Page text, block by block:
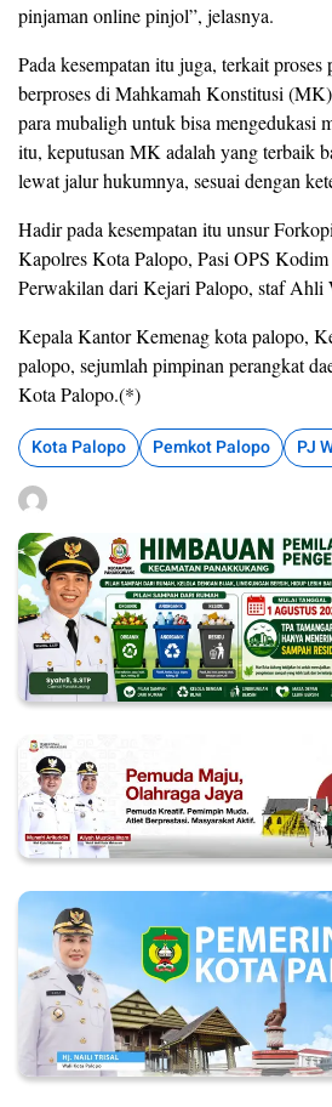
pinjaman online pinjol”, jelasnya.
Pada kesempatan itu juga, terkait
berproses di Mahkamah Konstitusi
para mubaligh untuk bisa mengedukasi
itu, keputusan MK adalah yang terbaik
lewat jalur hukumnya, sesuai dengan
Hadir pada kesempatan itu unsur
Kapolres Kota Palopo, Pasi OPS
Perwakilan dari Kejari Palopo, staf Ahli
Kepala Kantor Kemenag kota palopo,
palopo, sejumlah pimpinan perangkat
Kota Palopo.(*)
Kota Palopo Pemkot Palopo PJ